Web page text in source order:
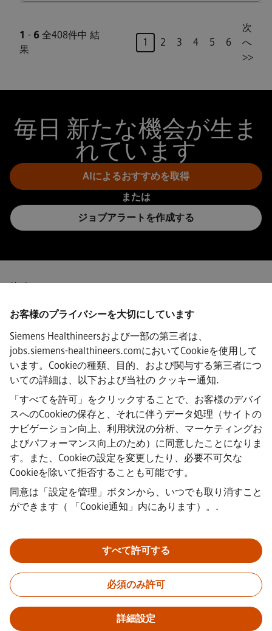
お客様のプライバシーを大切にしています
Siemens Healthineersおよび一部の第三者は、
jobs.siemens-healthineers.comにおいてCookieを使用して
います。Cookieの種類、目的、および関与する第三者につ
いての詳細は、以下および当社の クッキー通知.
「すべてを許可」をクリックすることで、お客様のデバイ
スへのCookieの保存と、それに伴うデータ処理（サイトの
ナビゲーション向上、利用状況の分析、マーケティングお
よびパフォーマンス向上のため）に同意したことになりま
す。また、Cookieの設定を変更したり、必要不可欠な
Cookieを除いて拒否することも可能です。
同意は「設定を管理」ボタンから、いつでも取り消すこと
ができます（
「Cookie通知」内にあります）。 .
すべて許可する
必須のみ許可
詳細設定
1 - 6 全408件中 結
果
ページ
1 2 3 4 5 6
次
へ
>>
毎日 新たな機会が生ま
れています
AIによるおすすめを取得
または
ジョブアラートを作成する
Siemens Healthineers AG © 2026
よくある質問
·
企業情報
·
プライバシー通知
·
クッキーノーティス
·
利用規約
デジタルID
重要なお知らせ：
採用をご希望の皆様へ：シーメンスでは、応募
と引き換えに銀行情報や個人の財務情報を求めることもありませ
ん。同様に、シーメンスの採用担当者から送られたように見える
メールの添付ファイルは、実際に弊社の担当者からの連絡である
ことが確認できない限り、開かないようご注意ください